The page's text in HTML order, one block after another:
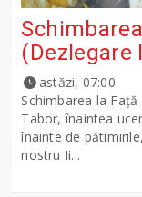
(Dezlegare
astăzi, 07:00
Schimbarea la
Tabor, înaintea
înainte de
nostru Ii...